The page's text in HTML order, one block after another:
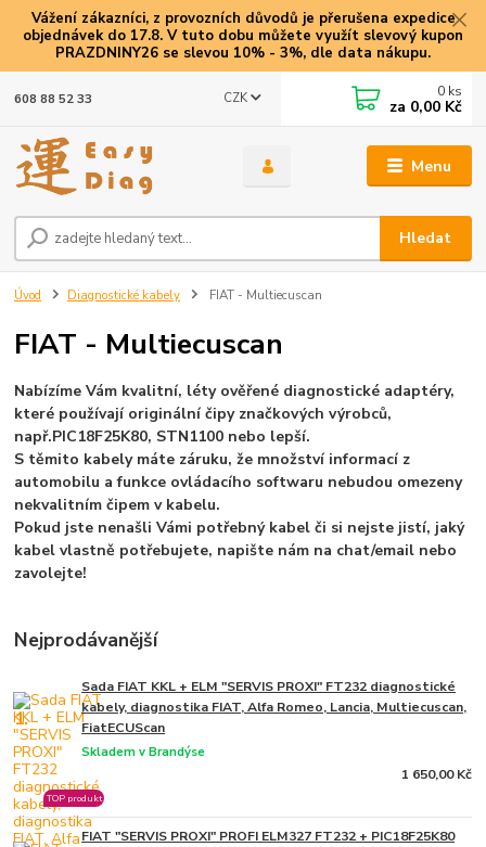
Vážení zákazníci, z provozních důvodů je přerušena expedice
objednávek do 17.8. V tuto dobu můžete využít slevový kupon
PRAZDNINY26 se slevou 10% - 3%, dle data nákupu.
Menu
CZK
Hledat
608 88 52 33 0 ks
za 0,00 Kč
Úvod Diagnostické kabely FIAT - Multiecuscan
FIAT - Multiecuscan
Nabízíme Vám kvalitní, léty ověřené diagnostické adaptéry,
které používají originální čipy značkových výrobců,
např.PIC18F25K80, STN1100 nebo lepší.
S těmito kabely máte záruku, že množství informací z
automobilu a funkce ovládacího softwaru nebudou omezeny
nekvalitním čipem v kabelu.
Pokud jste nenašli Vámi potřebný kabel či si nejste jistí, jaký
kabel vlastně potřebujete, napište nám na chat/email nebo
zavolejte!
Nejprodávanější
1.
Sada FIAT KKL + ELM "SERVIS PROXI" FT232 diagnostické
kabely, diagnostika FIAT, Alfa Romeo, Lancia, Multiecuscan,
FiatECUScan
Skladem v Brandýse
TOP produkt
1 650,00 Kč
FIAT "SERVIS PROXI" PROFI ELM327 FT232 + PIC18F25K80